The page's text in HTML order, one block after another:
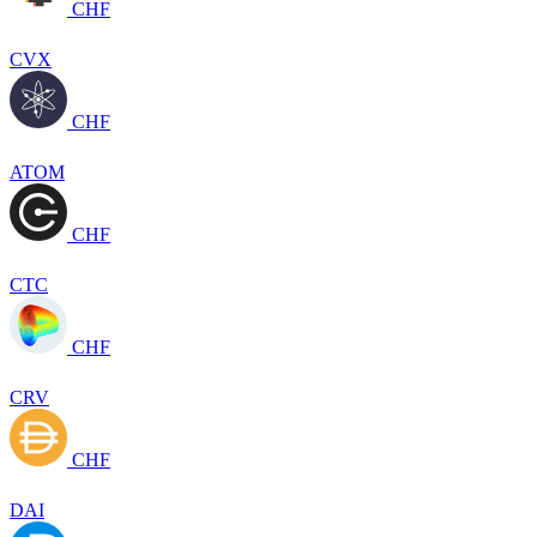
CHF
CVX
CHF
ATOM
CHF
CTC
CHF
CRV
CHF
DAI